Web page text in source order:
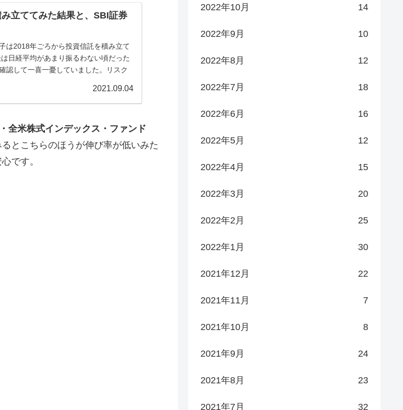
立ててみた結果と、SBI証券
は2018年ごろから投資信託を積み立て
日経平均があまり振るわない頃だった
認して一喜一憂していました。リスク
2021.09.04
全米株式インデックス・ファンド
とこちらのほうが伸び率が低いみた
です。
2022年10月 14
2022年9月 10
2022年8月 12
2022年7月 18
2022年6月 16
2022年5月 12
2022年4月 15
2022年3月 20
2022年2月 25
2022年1月 30
2021年12月 22
2021年11月 7
2021年10月 8
2021年9月 24
2021年8月 23
2021年7月 32